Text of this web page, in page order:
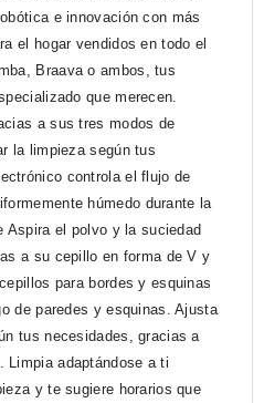
e innovación con más
el hogar vendidos en todo el
Braava o ambos, tus
que merecen.
a sus tres modos de
la limpieza según tus
controla el flujo de
húmedo durante la
Aspira el polvo y la suciedad
a su cepillo en forma de V y
para bordes y esquinas
de paredes y esquinas. Ajusta
tus necesidades, gracias a
Limpia adaptándose a ti
y te sugiere horarios que